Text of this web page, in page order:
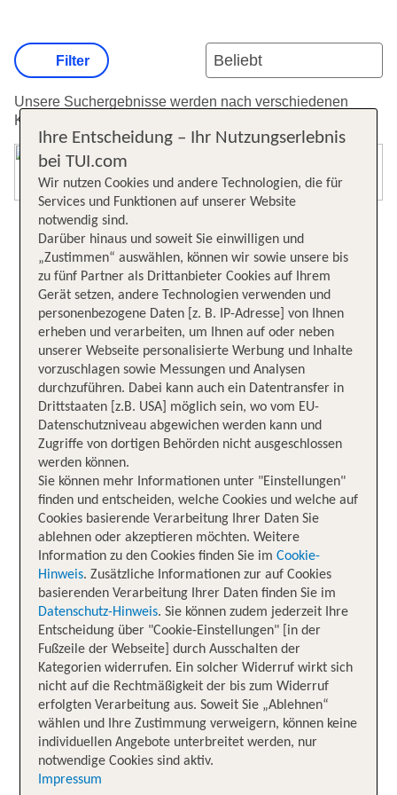
Unsere Suchergebnisse werden nach verschiedenen
Kriterien sortiert.
Filter
Ihre Entscheidung – Ihr Nutzungserlebnis
bei TUI.com
Wir nutzen Cookies und andere Technologien, die für
Services und Funktionen auf unserer Website
notwendig sind.
Darüber hinaus und soweit Sie einwilligen und
„Zustimmen“ auswählen, können wir sowie unsere bis
zu fünf Partner als Drittanbieter Cookies auf Ihrem
Gerät setzen, andere Technologien verwenden und
personenbezogene Daten [z. B. IP-Adresse] von Ihnen
erheben und verarbeiten, um Ihnen auf oder neben
unserer Webseite personalisierte Werbung und Inhalte
vorzuschlagen sowie Messungen und Analysen
durchzuführen. Dabei kann auch ein Datentransfer in
Drittstaaten [z.B. USA] möglich sein, wo vom EU-
Datenschutzniveau abgewichen werden kann und
Zugriffe von dortigen Behörden nicht ausgeschlossen
werden können.
Sie können mehr Informationen unter "Einstellungen"
finden und entscheiden, welche Cookies und welche auf
Cookies basierende Verarbeitung Ihrer Daten Sie
ablehnen oder akzeptieren möchten. Weitere
Information zu den Cookies finden Sie im Cookie-
Hinweis. Zusätzliche Informationen zur auf Cookies
basierenden Verarbeitung Ihrer Daten finden Sie im
Datenschutz-Hinweis. Sie können zudem jederzeit Ihre
Entscheidung über "Cookie-Einstellungen" [in der
Fußzeile der Webseite] durch Ausschalten der
Kategorien widerrufen. Ein solcher Widerruf wirkt sich
nicht auf die Rechtmäßigkeit der bis zum Widerruf
erfolgten Verarbeitung aus. Soweit Sie „Ablehnen“
wählen und Ihre Zustimmung verweigern, können keine
individuellen Angebote unterbreitet werden, nur
notwendige Cookies sind aktiv.
Impressum